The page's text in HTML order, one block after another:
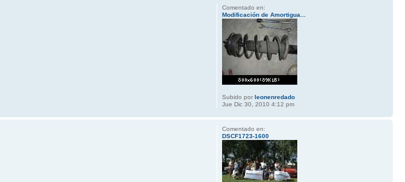
Comentado en:
Modificación de Amortigua...
Subido por leonenredado
Jue Dic 30, 2010 4:12 pm
Comentado en:
DSCF1723-1600